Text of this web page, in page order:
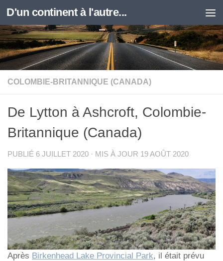
Skip to content
D'un continent à l'autre...
COLOMBIE-BRITANNIQUE (CANADA)
De Lytton à Ashcroft, Colombie-
Britannique (Canada)
PUBLIÉ 6 JUILLET 2020 · MIS À JOUR 19 AOÛT 2020
Après Birkenhead Lake Provincial Park, il était prévu